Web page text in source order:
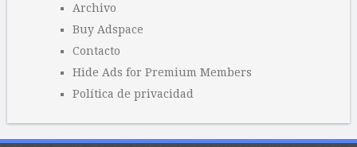
Archivo
Buy Adspace
Contacto
Hide Ads for Premium Members
Política de privacidad